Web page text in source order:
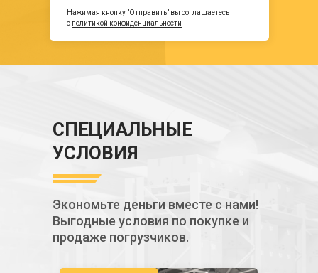
Нажимая кнопку "Отправить" вы соглашаетесь
с политикой конфиденциальности
СПЕЦИАЛЬНЫЕ
УСЛОВИЯ
Экономьте деньги вместе с нами!
Выгодные условия по покупке и
продаже погрузчиков.